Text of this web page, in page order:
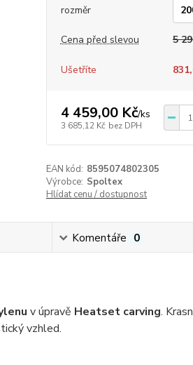
rozměr
Cena před slevou 5
Ušetříte
4 459,00 Kč/ks
3 685,12 Kč bez DPH
EAN kód: 8595074802305
Výrobce: Spoltex
Hlídat cenu / dostupnost
Komentáře 0
v úpravě Heatset carving.
vzhled.